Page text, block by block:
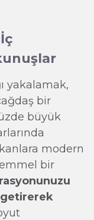
yakalamak,
bir
büyük
modern
bir